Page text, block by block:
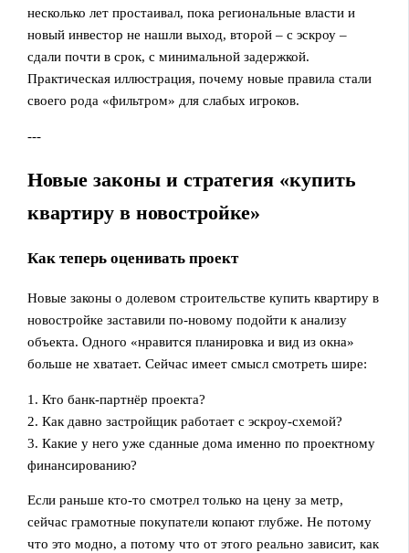
несколько лет простаивал, пока региональные власти и
новый инвестор не нашли выход, второй – с эскроу –
сдали почти в срок, с минимальной задержкой.
Практическая иллюстрация, почему новые правила стали
своего рода «фильтром» для слабых игроков.
---
Новые законы и стратегия «купить
квартиру в новостройке»
Как теперь оценивать проект
Новые законы о долевом строительстве купить квартиру в
новостройке заставили по-новому подойти к анализу
объекта. Одного «нравится планировка и вид из окна»
больше не хватает. Сейчас имеет смысл смотреть шире:
1. Кто банк-партнёр проекта?
2. Как давно застройщик работает с эскроу-схемой?
3. Какие у него уже сданные дома именно по проектному
финансированию?
Если раньше кто-то смотрел только на цену за метр,
сейчас грамотные покупатели копают глубже. Не потому
что это модно, а потому что от этого реально зависит, как